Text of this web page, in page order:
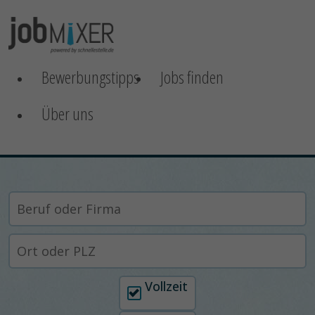
Bewerbungstipps
Jobs finden
Über uns
Arbeitszeit auswählen
Vollzeit